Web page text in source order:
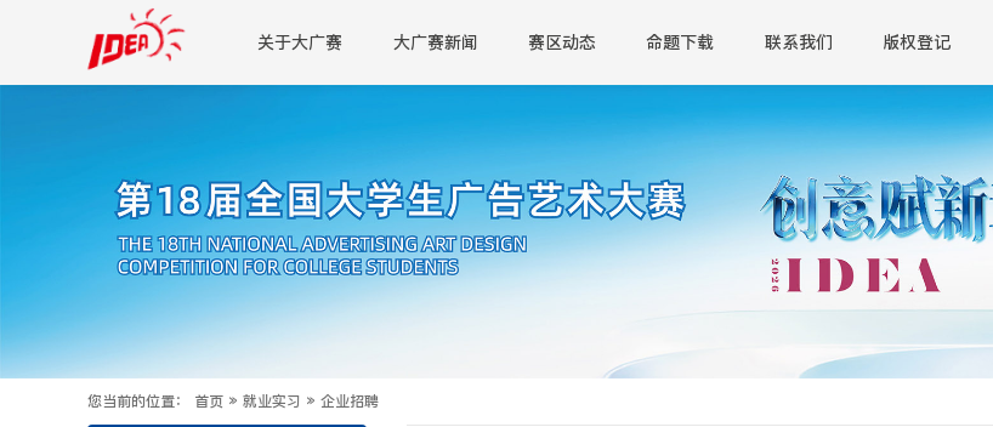
关于大广赛 大广赛新闻 赛区动态 命题下载 联系我们 版权登记
您当前的位置： 首页 » 就业实习 » 企业招聘